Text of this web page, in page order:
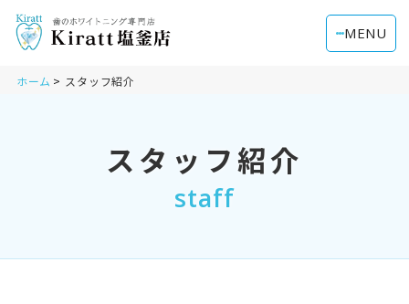
MENU
ホーム スタッフ紹介
スタッフ紹介
staff